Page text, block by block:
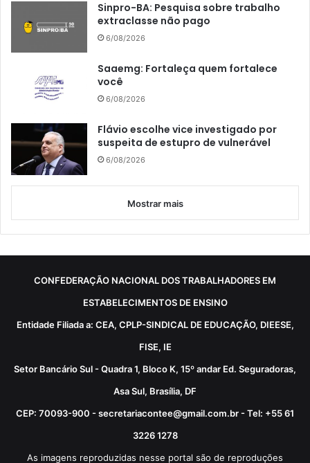
Sinpro-BA: Pesquisa sobre trabalho
extraclasse não pago
6/08/2026
Saaemg: Fortaleça quem fortalece
você
6/08/2026
Flávio escolhe vice investigado por
suspeita de estupro de vulnerável
6/08/2026
Mostrar mais
CONFEDERAÇÃO NACIONAL DOS TRABALHADORES EM
ESTABELECIMENTOS DE ENSINO
Entidade Filiada a: CEA, CPLP-SINDICAL DE EDUCAÇÃO, DIEESE,
FISE, IE
Setor Bancário Sul - Quadra 1, Bloco K, 15º andar Ed. Seguradoras,
Asa Sul, Brasília, DF
CEP: 70093-900 - secretariacontee@gmail.com.br - Tel: +55 61
3226 1278
As imagens reproduzidas nesse portal são de reproduções